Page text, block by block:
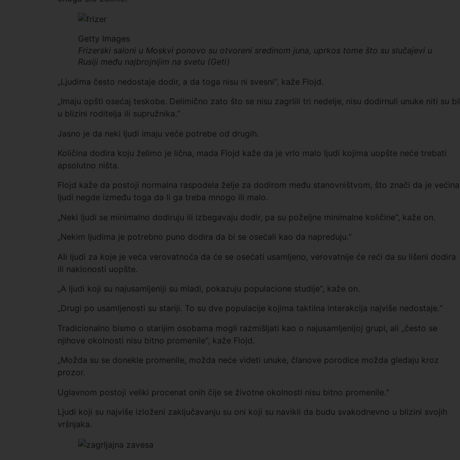
Getty Images
Frizerski saloni u Moskvi ponovo su otvoreni sredinom juna, uprkos tome što su slučajevi u
Rusiji među najbrojnijim na svetu (Geti)
„Ljudima često nedostaje dodir, a da toga nisu ni svesni“, kaže Flojd.
„Imaju opšti osećaj teskobe. Delimično zato što se nisu zagrlili tri nedelje, nisu dodirnuli unuke niti su
u blizini roditelja ili supružnika.“
Jasno je da neki ljudi imaju veće potrebe od drugih.
Količina dodira koju želimo je lična, mada Flojd kaže da je vrlo malo ljudi kojima uopšte neće trebati
apsolutno ništa.
Flojd kaže da postoji normalna raspodela želje za dodirom među stanovništvom, što znači da je većina
ljudi negde između toga da li ga treba mnogo ili malo.
„Neki ljudi se minimalno dodiruju ili izbegavaju dodir, pa su poželjne minimalne količine“, kaže on.
„Nekim ljudima je potrebno puno dodira da bi se osećali kao da napreduju.“
Ali ljudi za koje je veća verovatnoća da će se osećati usamljeno, verovatnije će reći da su lišeni dodira
ili naklonosti uopšte.
„A ljudi koji su najusamljeniji su mladi, pokazuju populacione studije“, kaže on.
„Drugi po usamljenosti su stariji. To su dve populacije kojima taktilna interakcija najviše nedostaje.“
Tradicionalno bismo o starijim osobama mogli razmišljati kao o najusamljenijoj grupi, ali „često se
njihove okolnosti nisu bitno promenile“, kaže Flojd.
„Možda su se donekle promenile, možda neće videti unuke, članove porodice možda gledaju kroz
prozor.
Uglavnom postoji veliki procenat onih čije se životne okolnosti nisu bitno promenile.“
Ljudi koji su najviše izloženi zaključavanju su oni koji su navikli da budu svakodnevno u blizini svojih
vršnjaka.